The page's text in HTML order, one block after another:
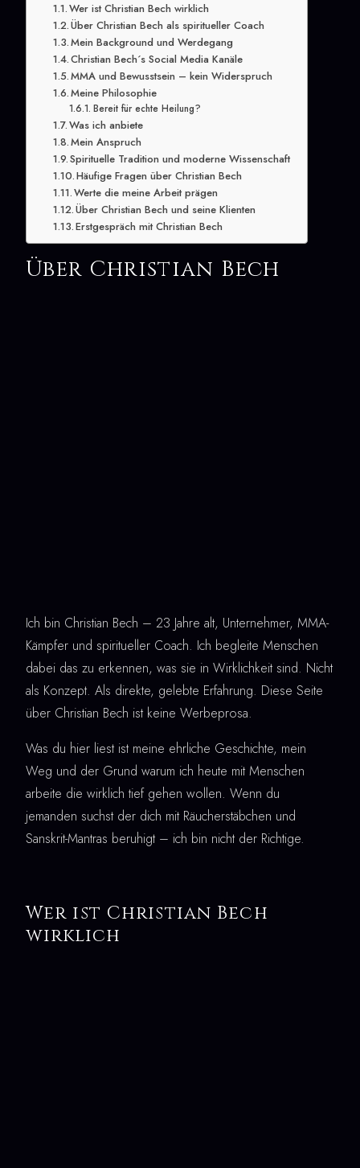
Wer ist Christian Bech wirklich
Über Christian Bech als spiritueller Coach
Mein Background und Werdegang
Christian Bech´s Social Media Kanäle
MMA und Bewusstsein – kein Widerspruch
Meine Philosophie
Bereit für echte Heilung?
Was ich anbiete
Mein Anspruch
Spirituelle Tradition und moderne Wissenschaft
Häufige Fragen über Christian Bech
Werte die meine Arbeit prägen
Über Christian Bech und seine Klienten
Erstgespräch mit Christian Bech
Über Christian Bech
Ich bin Christian Bech – 23 Jahre alt, Unternehmer, MMA-
Kämpfer und spiritueller Coach. Ich begleite Menschen
dabei das zu erkennen, was sie in Wirklichkeit sind. Nicht
als Konzept. Als direkte, gelebte Erfahrung. Diese Seite
über Christian Bech ist keine Werbeprosa.
Was du hier liest ist meine ehrliche Geschichte, mein
Weg und der Grund warum ich heute mit Menschen
arbeite die wirklich tief gehen wollen. Wenn du
jemanden suchst der dich mit Räucherstäbchen und
Sanskrit-Mantras beruhigt – ich bin nicht der Richtige.
Wer ist Christian Bech
wirklich